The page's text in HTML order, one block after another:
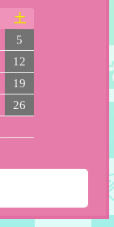
土
5
12
19
26